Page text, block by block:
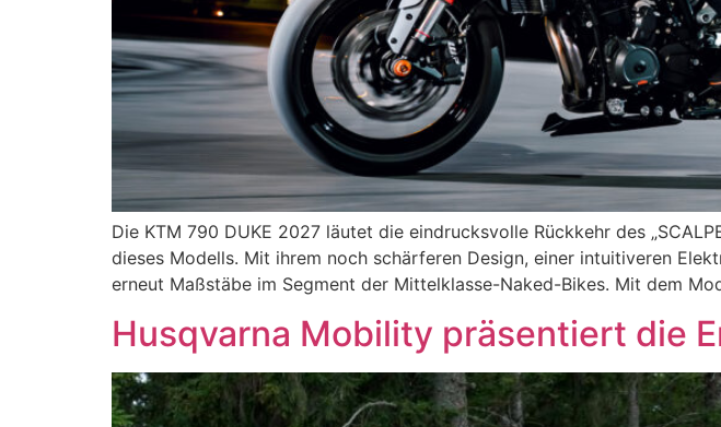
Die KTM 790 DUKE 2027 läutet die eindrucksvolle Rückkehr des
dieses Modells. Mit ihrem noch schärferen Design, einer intuitiveren
erneut Maßstäbe im Segment der Mittelklasse-Naked-Bikes. Mit dem
Husqvarna Mobility präsentiert die